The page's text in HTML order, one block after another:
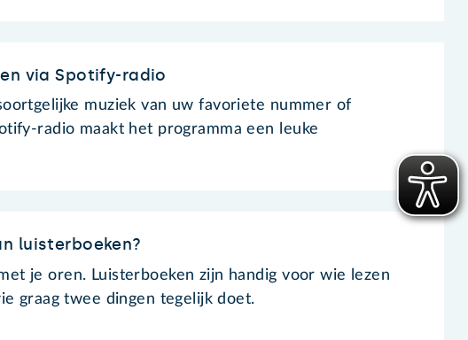
via Spotify-radio
muziek van uw favoriete nummer of
radio maakt het programma een leuke
luisterboeken?
je oren. Luisterboeken zijn handig voor wie lezen
graag twee dingen tegelijk doet.